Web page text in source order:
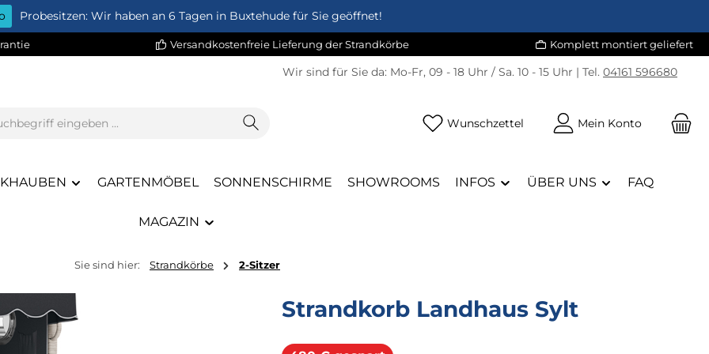
Probesitzen: Wir haben an 6 Tagen in Buxtehude für Sie geöffnet!
Versandkostenfreie Lieferung der Strandkörbe Komplett montiert geliefert
Wir sind für Sie da: Mo-Fr, 09 - 18 Uhr / Sa. 10 - 15 Uhr | Tel. 04161 596680
Wunschzettel Du hast 0 Produkte auf dem
Mein Konto
GARTENMÖBEL SONNENSCHIRME SHOWROOMS INFOS ÜBER UNS FAQ
MAGAZIN
Sie sind hier: Strandkörbe 2-Sitzer
Strandkorb Landhaus Sylt